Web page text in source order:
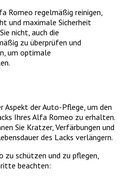
Romeo regelmäßig reinigen,
und maximale Sicherheit
nicht, auch die
zu überprüfen und
um optimale
Aspekt der Auto-Pflege, um den
Ihres Alfa Romeo zu erhalten.
Sie Kratzer, Verfärbungen und
des Lacks verlängern.
zu schützen und zu pflegen,
beachten: